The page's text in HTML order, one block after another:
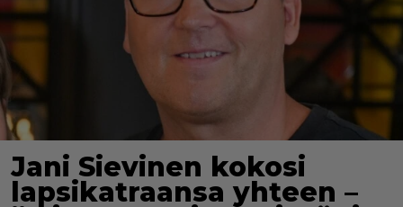
Jani Sievinen kokosi
lapsikatraansa yhteen –